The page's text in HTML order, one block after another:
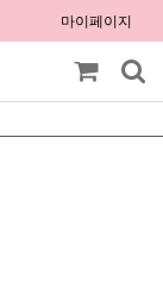
마이페이지